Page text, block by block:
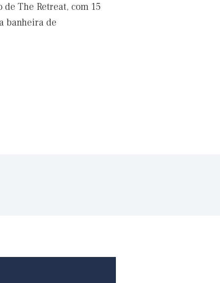
The Retreat, com 15
banheira de